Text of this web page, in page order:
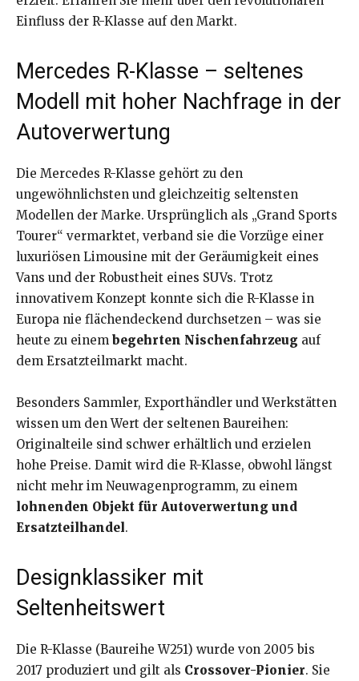
Einfluss der R-Klasse auf den Markt.
Mercedes R-Klasse – seltenes
Modell mit hoher Nachfrage in der
Autoverwertung
Die Mercedes R-Klasse gehört zu den
ungewöhnlichsten und gleichzeitig seltensten
Modellen der Marke. Ursprünglich als „Grand Sports
Tourer“ vermarktet, verband sie die Vorzüge einer
luxuriösen Limousine mit der Geräumigkeit eines
Vans und der Robustheit eines SUVs. Trotz
innovativem Konzept konnte sich die R-Klasse in
Europa nie flächendeckend durchsetzen – was sie
heute zu einem begehrten Nischenfahrzeug auf
dem Ersatzteilmarkt macht.
Besonders Sammler, Exporthändler und Werkstätten
wissen um den Wert der seltenen Baureihen:
Originalteile sind schwer erhältlich und erzielen
hohe Preise. Damit wird die R-Klasse, obwohl längst
nicht mehr im Neuwagenprogramm, zu einem
lohnenden Objekt für Autoverwertung und
Ersatzteilhandel.
Designklassiker mit
Seltenheitswert
Die R-Klasse (Baureihe W251) wurde von 2005 bis
2017 produziert und gilt als Crossover-Pionier. Sie